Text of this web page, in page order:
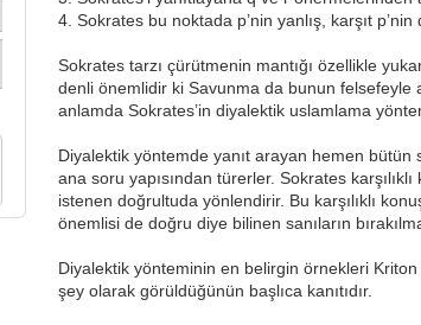
4. Sokrates bu noktada p’nin yanlış, karşıt
Sokrates tarzı çürütmenin mantığı özellikle
denli önemlidir ki Savunma da bunun felsefeyle
anlamda Sokrates’in diyalektik uslamlama
Diyalektik yöntemde yanıt arayan hemen bütün
ana soru yapısından türerler. Sokrates
istenen doğrultuda yönlendirir. Bu karşılıklı
önemlisi de doğru diye bilinen sanıların
Diyalektik yönteminin en belirgin örnekleri
şey olarak görüldüğünün başlıca kanıtıdır.